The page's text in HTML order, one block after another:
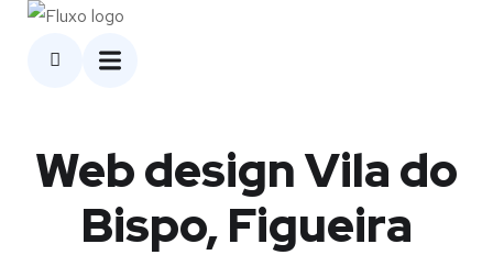
Web design Vila do
Bispo, Figueira